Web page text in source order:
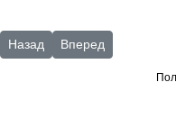
Предыдущий: Новые
Назад Следующий: Цикл
Вперед